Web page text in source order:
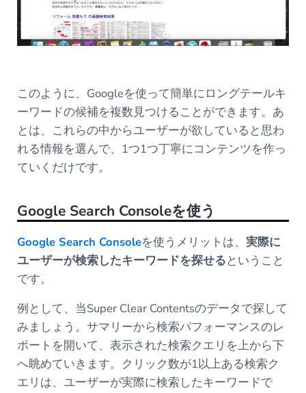
このように、Googleを使って簡単にロングテールキ
ーワードの候補を複数見つけることができます。あ
とは、これらの中からユーザーが欲していると思わ
れる情報を選んで、1つ1つ丁寧にコンテンツを作っ
ていくだけです。
Google Search Consoleを使う
Google Search Consoleを使うメリットは、 実際に
ユーザーが検索したキーワードを探せるということ
です。
例として、当Super Clear Contentsのデータで探して
みましょう。サマリーから検索パフォーマンスのレ
ポートを開いて、表示された検索クエリを上から下
へ眺めていきます。クリック数が1以上ある検索ク
エリは、ユーザーが実際に検索したキーワードで